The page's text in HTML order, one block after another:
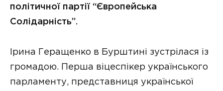
політичної партії “Європейська
Солідарність”.
Ірина Геращенко в Бурштині зустрілася із
громадою. Перша віцеспікер українського
парламенту, представниця української